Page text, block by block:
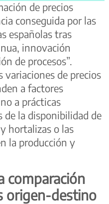
de precios
conseguida por las
españolas tras
innovación
de procesos”.
variaciones de precios
a factores
a prácticas
de la disponibilidad de
hortalizas o las
la producción y
comparación
origen-destino